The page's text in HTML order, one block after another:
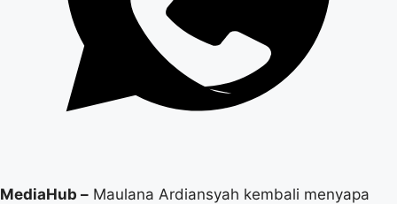
MediaHub – Maulana Ardiansyah kembali menyapa